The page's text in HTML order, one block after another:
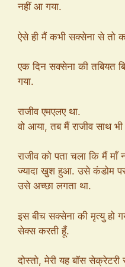
नहीं आ गया.
ऐसे ही मैं कभी सक्सेना से तो
एक दिन सक्सेना की तबियत
गया.
राजीव एमएलए था.
वो आया, तब मैं राजीव साथ
राजीव को पता चला कि मैं
ज्यादा खुश हुआ. उसे कंडोम
उसे अच्छा लगता था.
इस बीच सक्सेना की मृत्यु हो
सेक्स करती हूँ.
दोस्तो, मेरी यह बॉस